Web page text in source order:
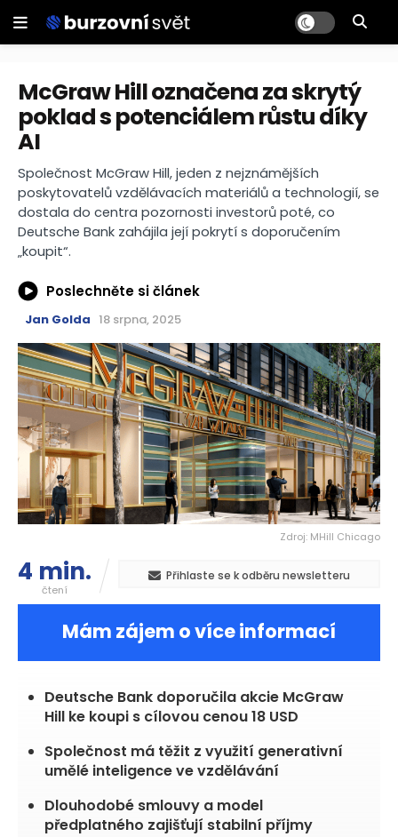
McGraw Hill označena za skrytý
poklad s potenciálem růstu díky
AI
Společnost McGraw Hill, jeden z nejznámějších
poskytovatelů vzdělávacích materiálů a technologií, se
dostala do centra pozornosti investorů poté, co
Deutsche Bank zahájila její pokrytí s doporučením
„koupit“.
Poslechněte si článek
Jan Golda 18 srpna, 2025
Zdroj: MHill Chicago
4 min.
čtení
Přihlaste se k odběru newsletteru
Mám zájem o více informací
Deutsche Bank doporučila akcie McGraw
Hill ke koupi s cílovou cenou 18 USD
Společnost má těžit z využití generativní
umělé inteligence ve vzdělávání
Dlouhodobé smlouvy a model
předplatného zajišťují stabilní příjmy